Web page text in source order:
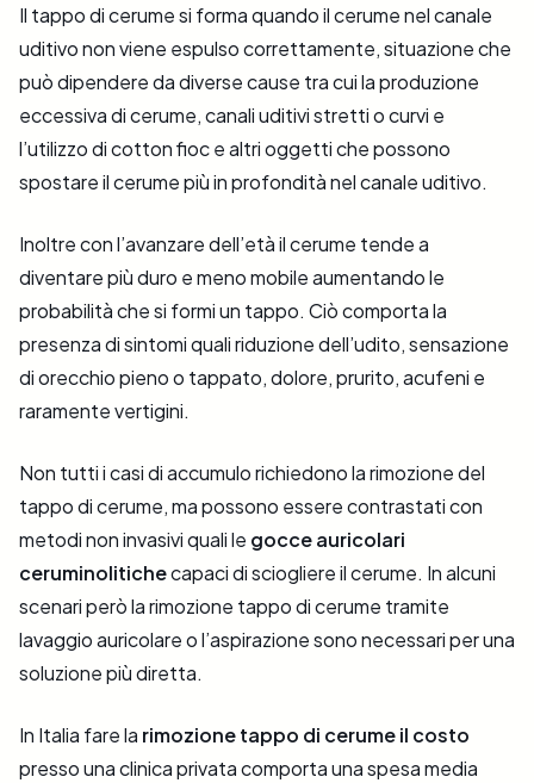
Il tappo di cerume si forma quando il cerume nel canale
uditivo non viene espulso correttamente, situazione che
può dipendere da diverse cause tra cui la produzione
eccessiva di cerume, canali uditivi stretti o curvi e
l’utilizzo di cotton fioc e altri oggetti che possono
spostare il cerume più in profondità nel canale uditivo.
Inoltre con l’avanzare dell’età il cerume tende a
diventare più duro e meno mobile aumentando le
probabilità che si formi un tappo. Ciò comporta la
presenza di sintomi quali riduzione dell’udito, sensazione
di orecchio pieno o tappato, dolore, prurito, acufeni e
raramente vertigini.
Non tutti i casi di accumulo richiedono la rimozione del
tappo di cerume, ma possono essere contrastati con
metodi non invasivi quali le gocce auricolari
ceruminolitichecapaci di sciogliere il cerume. In alcuni
scenari però la rimozione tappo di cerume tramite
lavaggio auricolare o l’aspirazione sono necessari per una
soluzione più diretta.
In Italia fare la rimozione tappo di cerume il costo
presso una clinica privata comporta una spesa media